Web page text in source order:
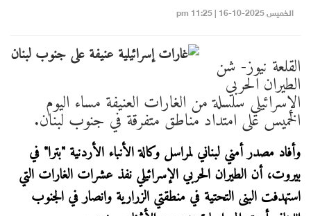
الخميس 2025-10-16 | 11:25 pm
القلعة نيوز- شن
الطيران الحربي
الإسرائيلي سلسلة من الغارات العنيفة مساء اليوم
الخميس على امتداد مناطق متفرقة في جنوب لبنان.
وأفاد مصدر أمني لبناني لمراسل وكالة الأنباء الأردنية "بترا" في
بيروت، أن الطيران الحربي الإسرائيلي نفذ عشرات الغارات التي
استهدفت البنى التحتية في منطقتي الزرارية وانصار في الجنوب